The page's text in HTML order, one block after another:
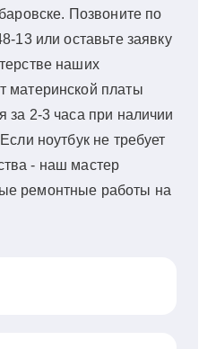
Позвоните по
13 или оставьте заявку
наших
материнской платы
за 2-3 часа при наличии
ноутбук не требует
- наш мастер
ремонтные работы на